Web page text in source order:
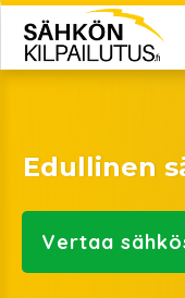
Edullinen
Vertaa